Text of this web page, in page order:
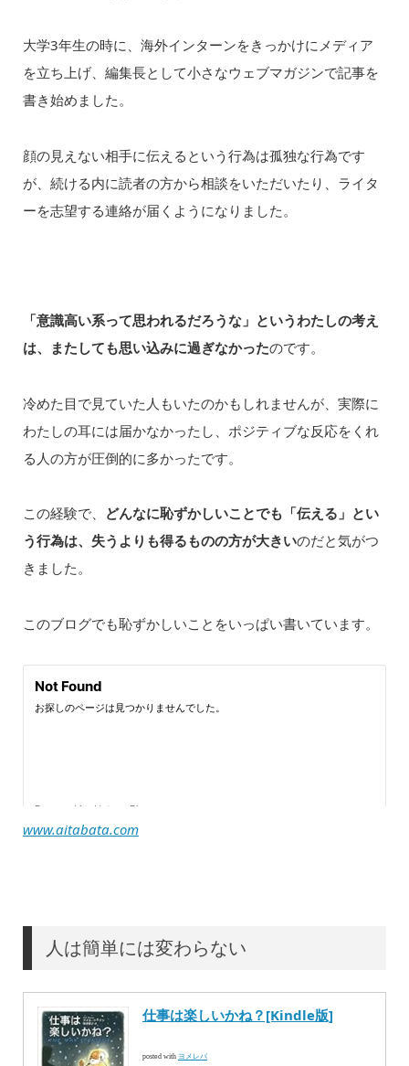
大学3年生の時に、海外インターンをきっかけにメディア
を立ち上げ、編集長として小さなウェブマガジンで記事を
書き始めました。
顔の見えない相手に伝えるという行為は孤独な行為です
が、続ける内に読者の方から相談をいただいたり、ライタ
ーを志望する連絡が届くようになりました。
「意識高い系って思われるだろうな」というわたしの考え
は、またしても思い込みに過ぎなかったのです。
冷めた目で見ていた人もいたのかもしれませんが、実際に
わたしの耳には届かなかったし、ポジティブな反応をくれ
る人の方が圧倒的に多かったです。
この経験で、
どんなに恥ずかしいことでも「伝える」とい
う行為は、失うよりも得るものの方が大きいのだと気がつ
きました。
このブログでも恥ずかしいことをいっぱい書いています。
www.aitabata.com
人は簡単には変わらない
仕事は楽しいかね？[Kindle版]
posted with ヨメレバ